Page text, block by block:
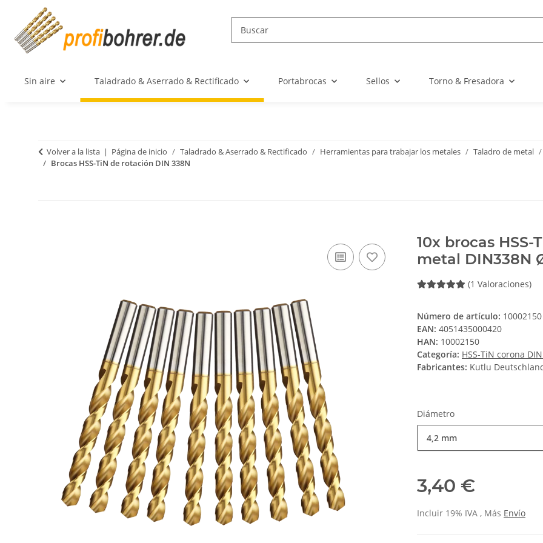
Sin aire Taladrado & Aserrado & Rectificado Portabrocas Sellos Torno & Fresadora
Volver a la lista Página de inicio Taladrado & Aserrado & Rectificado Herramientas para trabajar los metales Taladro de metal
Brocas HSS-TiN de rotación DIN 338N
10x brocas
metal DIN338N
(1 Valoraciones)
Número de artículo: 10002150
EAN: 4051435000420
HAN: 10002150
Categoría: HSS-TiN corona
Fabricantes: Kutlu
Diámetro
4,2 mm
3,40 €
Incluir 19% IVA , Más Envío